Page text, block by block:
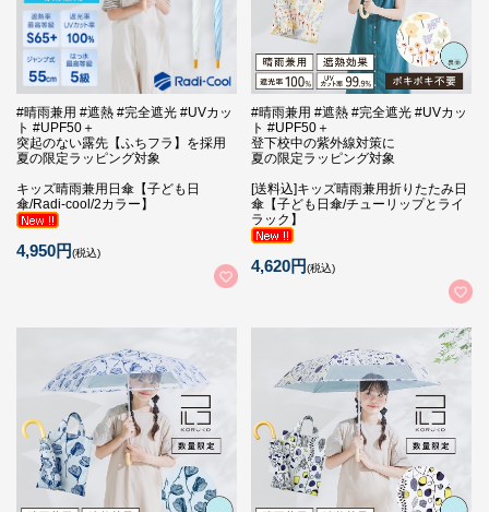
#晴雨兼用 #遮熱 #完全遮光 #UVカッ
ト #UPF50＋
突起のない露先【ふちフラ】を採用
夏の限定ラッピング対象
キッズ晴雨兼用日傘【子ども日
傘/Radi-cool/2カラー】
4,950円(税込)
#晴雨兼用 #遮熱 #完全遮光 #UVカッ
ト #UPF50＋
登下校中の紫外線対策に
夏の限定ラッピング対象
[送料込]キッズ晴雨兼用折りたたみ日
傘【子ども日傘/チューリップとライ
ラック】
4,620円(税込)